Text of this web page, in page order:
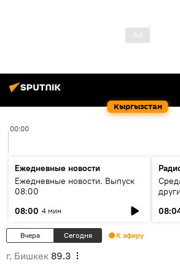
Кыргызстан
00:00
Ежедневные новости
Ежедневные новости. Выпуск
08:00
08:00 4 мин
Вчера Сегодня К эфиру
г. Бишкек 89.3